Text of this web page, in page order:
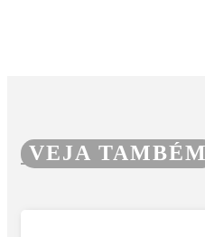
VEJA TAMBÉM